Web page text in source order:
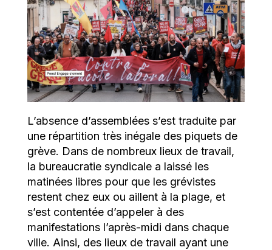
L’absence d’assemblées s’est traduite par
une répartition très inégale des piquets de
grève. Dans de nombreux lieux de travail,
la bureaucratie syndicale a laissé les
matinées libres pour que les grévistes
restent chez eux ou aillent à la plage, et
s’est contentée d’appeler à des
manifestations l’après-midi dans chaque
ville. Ainsi, des lieux de travail ayant une